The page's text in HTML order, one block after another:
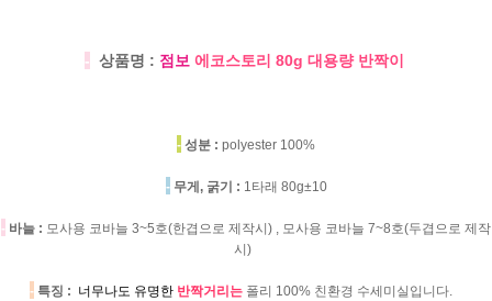
- 상품명 : 점보 에코스토리 80g 대용량 반짝이
- 성분 : polyester 100%
- 무게, 굵기 : 1타래 80g±10
- 바늘 : 모사용 코바늘 3~5호(한겹으로 제작시) , 모사용 코바늘 7~8호(두겹으로 제작
시)
- 특징 : 너무나도 유명한 반짝거리는 폴리 100% 친환경 수세미실입니다.